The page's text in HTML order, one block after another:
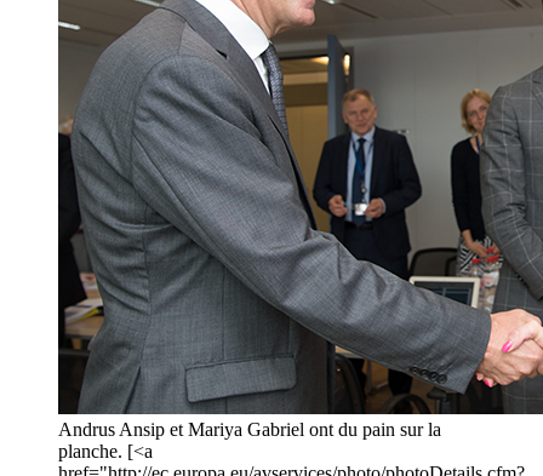
Andrus Ansip et Mariya Gabriel ont du pain sur la
planche. [<a